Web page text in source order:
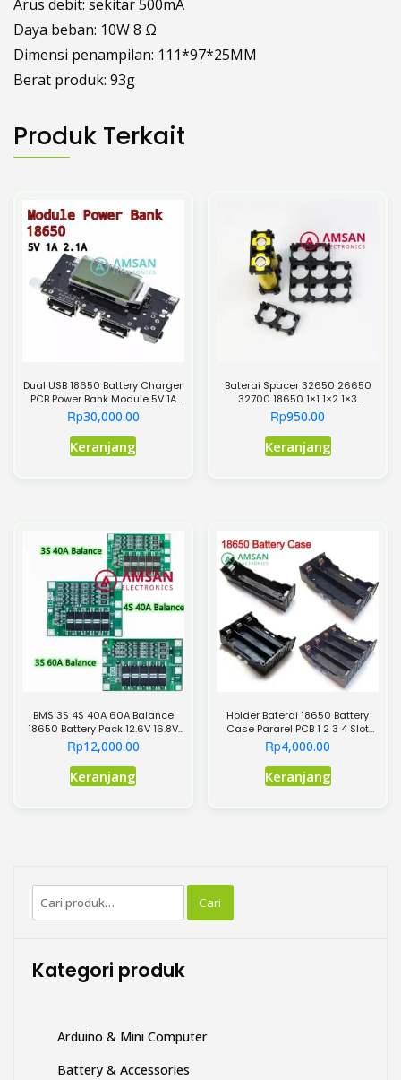
Arus debit: sekitar 500mA
Daya beban: 10W 8 Ω
Dimensi penampilan: 111*97*25MM
Berat produk: 93g
Produk Terkait
Dual USB 18650 Battery Charger
PCB Power Bank Module 5V 1A
2.1A
Rp30,000.00
Keranjang
Baterai Spacer 32650 26650
32700 18650 1×1 1×2 1×3
Powerwall DIY holder battery
Rp950.00
KeranjangProduk
ini
dapat
diambil
di
halaman
produk
BMS 3S 4S 40A 60A Balance
18650 Battery Pack 12.6V 16.8V
Li-Ion
Rp12,000.00
KeranjangProduk
dapat
di
Holder Baterai 18650 Battery
Case Pararel PCB 1 2 3 4 Slot
Power Bank
Rp4,000.00
KeranjangProduk
Pencarian
untuk:
Cari
Kategori produk
Arduino & Mini Computer
Battery & Accessories